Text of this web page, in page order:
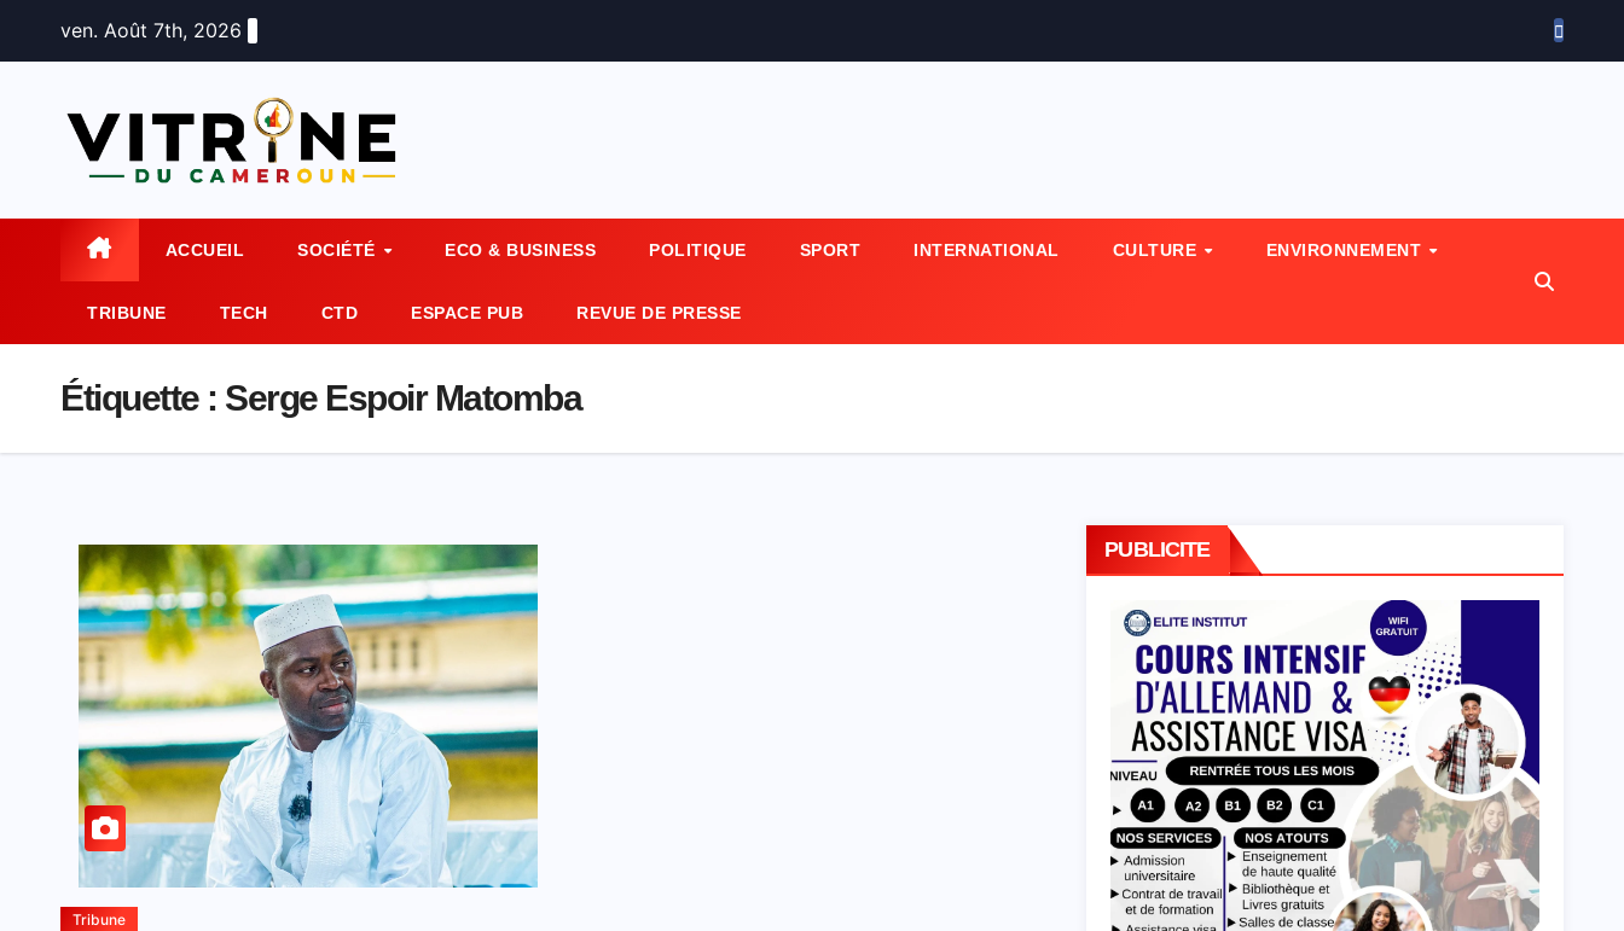
ven. Août 7th, 2026
ACCUEIL SOCIÉTÉ ECO & BUSINESS POLITIQUE SPORT INTERNATIONAL CULTURE ENVIRONNEMENT
TRIBUNE TECH CTD ESPACE PUB REVUE DE PRESSE
Étiquette : Serge Espoir Matomba
Tribune
PUBLICITE